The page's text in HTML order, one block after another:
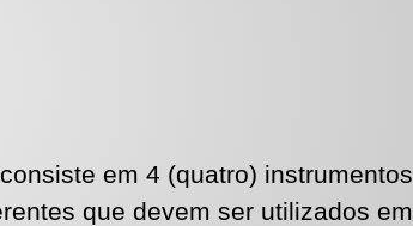
em 4 (quatro) instrumentos
que devem ser utilizados em